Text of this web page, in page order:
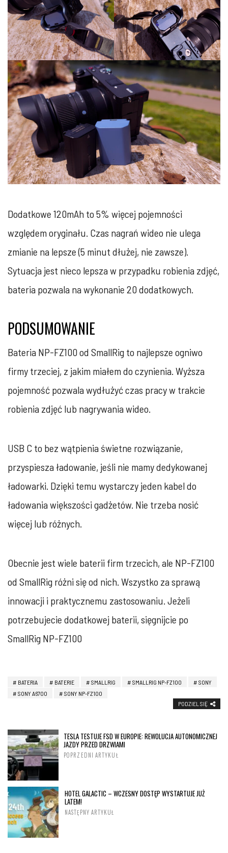
Dodatkowe 120mAh to 5% więcej pojemności
względem oryginału. Czas nagrań wideo nie ulega
zmianie na lepsze (5 minut dłużej, nie zawsze).
Sytuacja jest nieco lepsza w przypadku robienia zdjęć,
bateria pozwala na wykonanie 20 dodatkowych.
PODSUMOWANIE
Bateria NP-FZ100 od SmallRig to najlepsze ogniwo
firmy trzeciej, z jakim miałem do czynienia. Wyższa
pojemność pozwala wydłużyć czas pracy w trakcie
robienia zdjęć lub nagrywania wideo.
USB C to bez wątpienia świetne rozwiązanie,
przyspiesza ładowanie, jeśli nie mamy dedykowanej
ładowarki. Dzięki temu wystarczy jeden kabel do
ładowania większości gadżetów. Nie trzeba nosić
więcej lub różnych.
Obecnie jest wiele baterii firm trzecich, ale NP-FZ100
od SmallRig różni się od nich. Wszystko za sprawą
innowacji i praktycznemu zastosowaniu. Jeżeli
potrzebujecie dodatkowej baterii, sięgnijcie po
SmallRig NP-FZ100
BATERIA BATERIE SMALLRIG SMALLRIG NP-FZ100
SONY
SONY A6700
SONY NP-FZ100
PODZIEL SIĘ
TESLA TESTUJE FSD W EUROPIE: REWOLUCJA AUTONOMICZNEJ
JAZDY PRZED DRZWIAMI
POPRZEDNI ARTYKUŁ
HOTEL GALACTIC – WCZESNY DOSTĘP WYSTARTUJE JUŻ
LATEM!
NASTĘPNY ARTYKUŁ